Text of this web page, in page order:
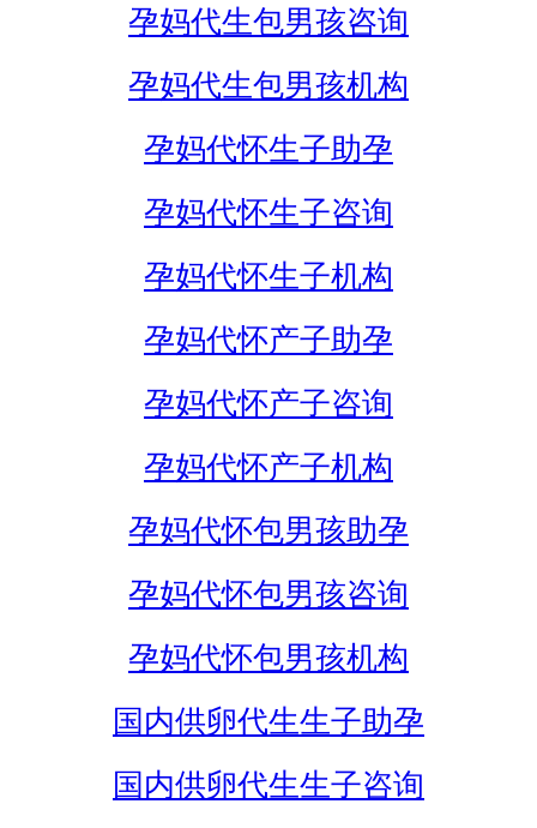
孕妈代生包男孩咨询
孕妈代生包男孩机构
孕妈代怀生子助孕
孕妈代怀生子咨询
孕妈代怀生子机构
孕妈代怀产子助孕
孕妈代怀产子咨询
孕妈代怀产子机构
孕妈代怀包男孩助孕
孕妈代怀包男孩咨询
孕妈代怀包男孩机构
国内供卵代生生子助孕
国内供卵代生生子咨询